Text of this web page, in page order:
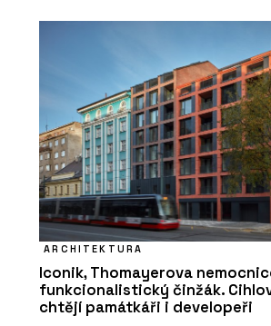
ARCHITEKTURA
Iconik, Thomayerova
funkcionalistický činžák.
chtějí památkáři i developeři